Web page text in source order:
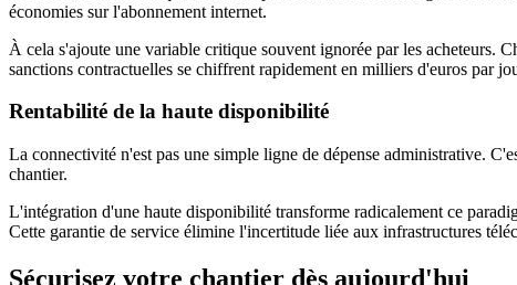
économies sur l'abonnement internet.
À cela s'ajoute une variable critique souvent ignorée par les acheteurs.
sanctions contractuelles se chiffrent rapidement en milliers d'euros par
Rentabilité de la haute disponibilité
La connectivité n'est pas une simple ligne de dépense administrative.
chantier.
L'intégration d'une haute disponibilité transforme radicalement ce
Cette garantie de service élimine l'incertitude liée aux infrastructures
Sécurisez votre chantier dès aujourd'hui